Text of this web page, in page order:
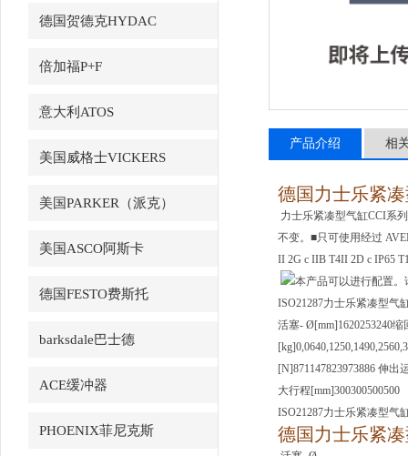
德国贺德克HYDAC
倍加福P+F
意大利ATOS
美国威格士VICKERS
美国PARKER（派克）
美国ASCO阿斯卡
德国FESTO费斯托
barksdale巴士德
ACE缓冲器
PHOENIX菲尼克斯
产品介绍 相
德国力士乐紧
力士乐紧凑型气缸CCI系
不变。■只可使用经过
II 2G c IIB T4II 2D c IP65
本产品可以进行配置
ISO21287力士乐紧凑型气
活塞- Ø[mm]1620253240缩
[N]871147823973886 伸出
大行程[mm]300300500500
ISO21287力士乐紧凑型气
德国力士乐紧